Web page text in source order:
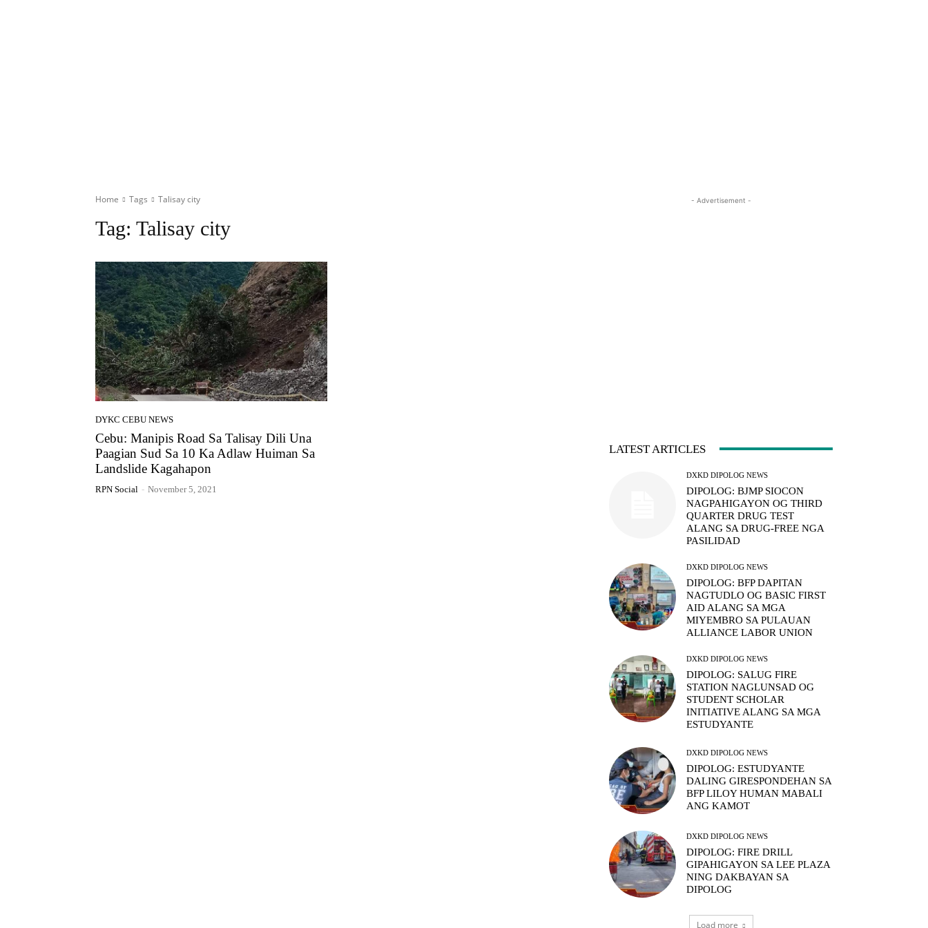
Home Tags Talisay city
Tag: Talisay city
DYKC CEBU NEWS
Cebu: Manipis Road Sa Talisay Dili Una
Paagian Sud Sa 10 Ka Adlaw Huiman Sa
Landslide Kagahapon
RPN Social - November 5, 2021
- Advertisement -
LATEST ARTICLES
DXKD DIPOLOG NEWS
DIPOLOG: BJMP SIOCON
NAGPAHIGAYON OG THIRD
QUARTER DRUG TEST
ALANG SA DRUG-FREE NGA
PASILIDAD
DXKD DIPOLOG NEWS
DIPOLOG: BFP DAPITAN
NAGTUDLO OG BASIC FIRST
AID ALANG SA MGA
MIYEMBRO SA PULAUAN
ALLIANCE LABOR UNION
DXKD DIPOLOG NEWS
DIPOLOG: SALUG FIRE
STATION NAGLUNSAD OG
STUDENT SCHOLAR
INITIATIVE ALANG SA MGA
ESTUDYANTE
DXKD DIPOLOG NEWS
DIPOLOG: ESTUDYANTE
DALING GIRESPONDEHAN SA
BFP LILOY HUMAN MABALI
ANG KAMOT
DXKD DIPOLOG NEWS
DIPOLOG: FIRE DRILL
GIPAHIGAYON SA LEE PLAZA
NING DAKBAYAN SA
DIPOLOG
Load more